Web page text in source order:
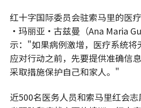
红十字国际委员会驻索马里的医
•玛丽亚·古兹曼（Ana Maria
示："如果病例激增，医疗系统将
应对行动之前，先要提供准确信
采取措施保护自己和家人。"
近500名医务人员和索马里红会